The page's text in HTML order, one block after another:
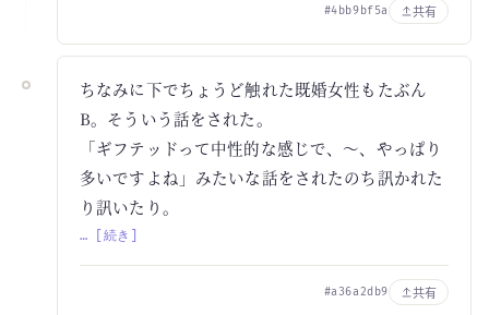
#4bb9bf5a 共有
ちなみに下でちょうど触れた既婚女性もたぶん
B。そういう話をされた。
「ギフテッドって中性的な感じで、～、やっぱり
多いですよね」みたいな話をされたのち訊かれた
り訊いたり。
… [続き]
#a36a2db9 共有